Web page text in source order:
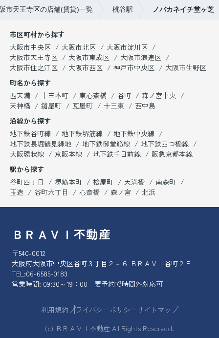
市天王寺区の店舗(賃貸)一覧 桃谷駅 ノバカネイチ堂ヶ芝
市区町村から探す
大阪市中央区
大阪市北区
大阪市淀川区
大阪市天王寺区
大阪市東成区
大阪市浪速区
大阪市住之江区
大阪市西区 神戸市中央区
大阪市生野区
町名から探す
西天満
十三本町 東心斎橋 谷町
森ノ宮中央
天神橋
鎗屋町 瓦屋町 十三東
西中島
沿線から探す
地下鉄谷町線
地下鉄堺筋線
地下鉄中央線
地下鉄長堀鶴見緑地
地下鉄御堂筋線
地下鉄四つ橋線
大阪環状線
京阪本線 地下鉄千日前線
阪急京都本線
駅から探す
谷町四丁目
堺筋本町 松屋町 天満橋
南森町
玉造
谷町六丁目 心斎橋 森ノ宮 北浜
ＢＲＡＶＩ不動産
〒540-0012
大阪府大阪市中央区谷町３丁目２－６ ＢＲＡＶＩ谷町２Ｆ
TEL:06-6585-0183
営業時間: 09:30～19：00 要予約で時間外対応可
利用規約プライバシーポリシーサイトマップ
(c) ＢＲＡＶＩ不動産 All Rights Reserved.